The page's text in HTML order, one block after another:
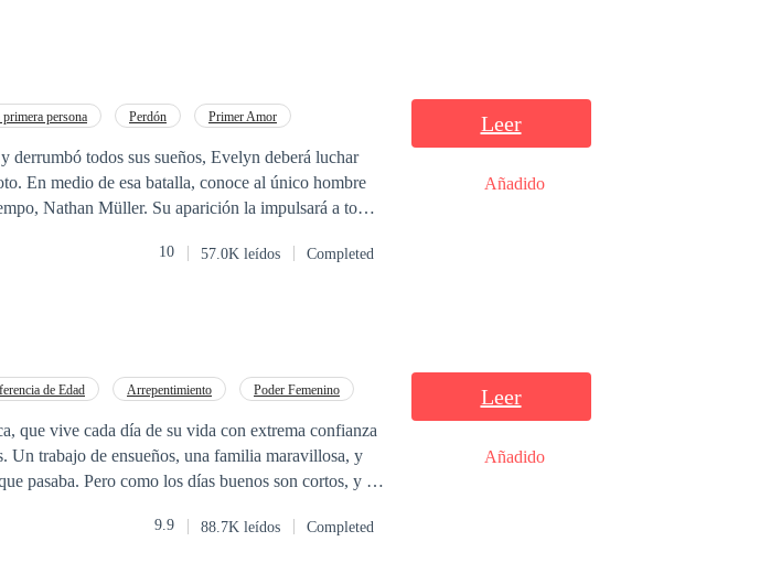
persona Perdón
Primer Amor
derrumbó todos sus sueños, Evelyn deberá luchar
En medio de esa batalla, conoce al único hombre
Nathan Müller. Su aparición la impulsará a tomar
corazón.
10 57.0K leídos Completed
Leer
Añadido
de Edad Arrepentimiento
Poder Femenino
que vive cada día de su vida con extrema confianza
Un trabajo de ensueños, una familia maravillosa, y
pasaba. Pero como los días buenos son cortos, y las
ella jamás había oído mencionar, ni conocía. Ella no
9.9 88.7K leídos Completed
Leer
Añadido